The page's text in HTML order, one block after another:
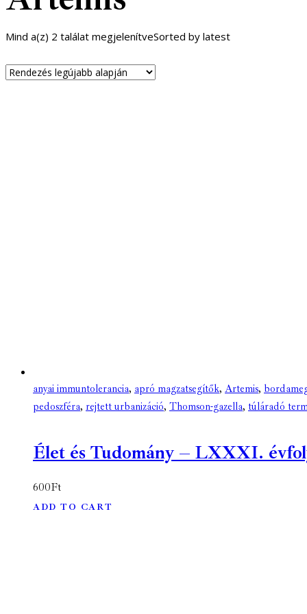
Mind a(z) 2 találat megjelenítveSorted by latest
anyai immuntolerancia, apró magzatsegítők, Artemis,
pedoszféra, rejtett urbanizáció, Thomson-gazella, túláradó
Élet és Tudomány – LXXXI.
600Ft
ADD TO CART